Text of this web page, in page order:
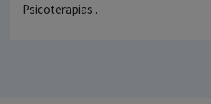
Psicoterapias .